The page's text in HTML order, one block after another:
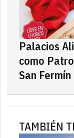
Palacios
como
San
TAMBIÉN